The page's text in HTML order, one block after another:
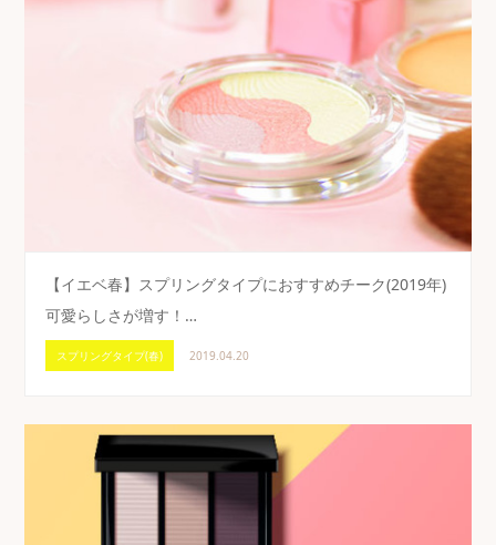
【イエベ春】スプリングタイプにおすすめチーク(2019年)
可愛らしさが増す！…
スプリングタイプ(春) 2019.04.20